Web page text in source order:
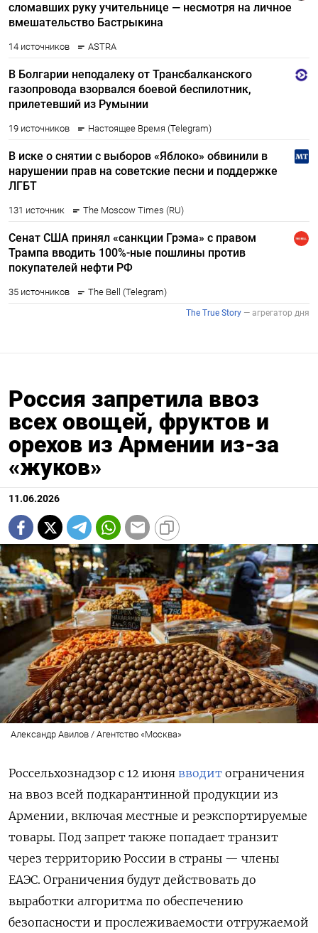
Россия запретила ввоз
всех овощей, фруктов и
орехов из Армении из-за
«жуков»
11.06.2026
Александр Авилов / Агентство «Москва»
Россельхознадзор с 12 июня вводит ограничения
на ввоз всей подкарантинной продукции из
Армении, включая местные и реэкспортируемые
товары. Под запрет также попадает транзит
через территорию России в страны — члены
ЕАЭС. Ограничения будут действовать до
выработки алгоритма по обеспечению
безопасности и прослеживаемости отгружаемой